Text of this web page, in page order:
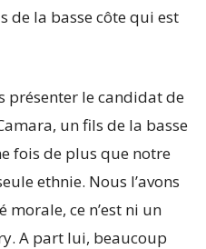
de la basse côte qui est
présenter le candidat de
un fils de la basse
fois de plus que notre
ethnie. Nous l’avons
morale, ce n’est ni un
A part lui, beaucoup